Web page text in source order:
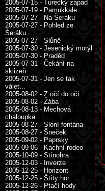
2005-07-15 - Turecký západ
2005-07-19 - Pamukkale
2005-07-27 - Na Šeráku
2005-07-27 - Pohled ze
Šeráku
2005-07-27 - Slůně
2005-07-30 - Jesenický motýl
2005-07-30 - Praděd
2005-07-31 - Čekání na
sklizeň
2005-07-31 - Jen se tak
válet...
2005-08-02 - Z očí do očí
2005-08-02 - Žába
2005-08-13 - Mechová
chaloupka
2005-08-27 - Sloní fontána
2005-08-27 - Šneček
2005-09-02 - Paprsky
2005-09-06 - Kachní rodeo
2005-10-09 - Stínohra
2005-12-03 - Inverze
2005-12-25 - Horizont
2005-12-25 - Štíty hor...
2005-12-26 - Ptačí hody